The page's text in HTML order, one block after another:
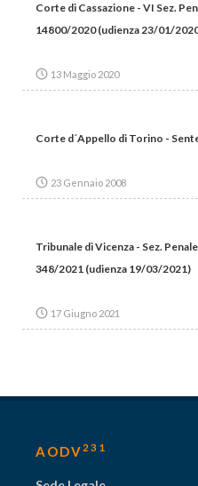
Corte di Cassazione - VI Sez.
14800/2020 (udienza 23/01/
13 Maggio 2020
Corte d´Appello di Torino -
23 Gennaio 2008
Tribunale di Vicenza - Sez.
348/2021 (udienza 19/03/2021)
17 Giugno 2021
AODV 231